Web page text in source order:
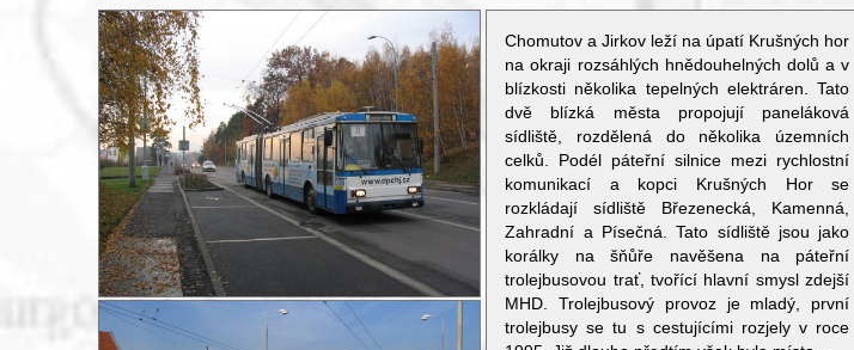
Chomutov a Jirkov leží na úpatí Krušných hor
na okraji rozsáhlých hnědouhelných dolů a v
blízkosti několika tepelných elektráren. Tato
dvě blízká města propojují paneláková
sídliště, rozdělená do několika územních
celků. Podél páteřní silnice mezi rychlostní
komunikací a kopci Krušných Hor se
rozkládají sídliště Březenecká, Kamenná,
Zahradní a Písečná. Tato sídliště jsou jako
korálky na šňůře navěšena na páteřní
trolejbusovou trať, tvořící hlavní smysl zdejší
MHD. Trolejbusový provoz je mladý, první
trolejbusy se tu s cestujícími rozjely v roce